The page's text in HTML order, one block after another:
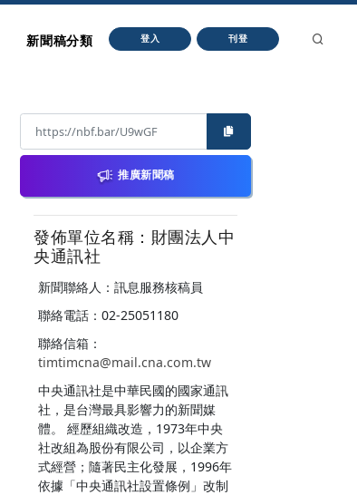
新聞稿分類 登入 刊登
推廣新聞稿
發佈單位名稱：財團法人中
央通訊社
新聞聯絡人：訊息服務核稿員
聯絡電話：02-25051180
聯絡信箱：
timtimcna@mail.cna.com.tw
中央通訊社是中華民國的國家通訊
社，是台灣最具影響力的新聞媒
體。 經歷組織改造，1973年中央
社改組為股份有限公司，以企業方
式經營；隨著民主化發展，1996年
依據「中央通訊社設置條例」改制